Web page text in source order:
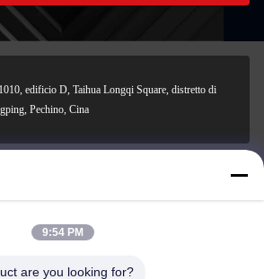
edificio D, Taihua Longqi Square, distretto di
Pechino, Cina
9:54 PM
are you looking for?